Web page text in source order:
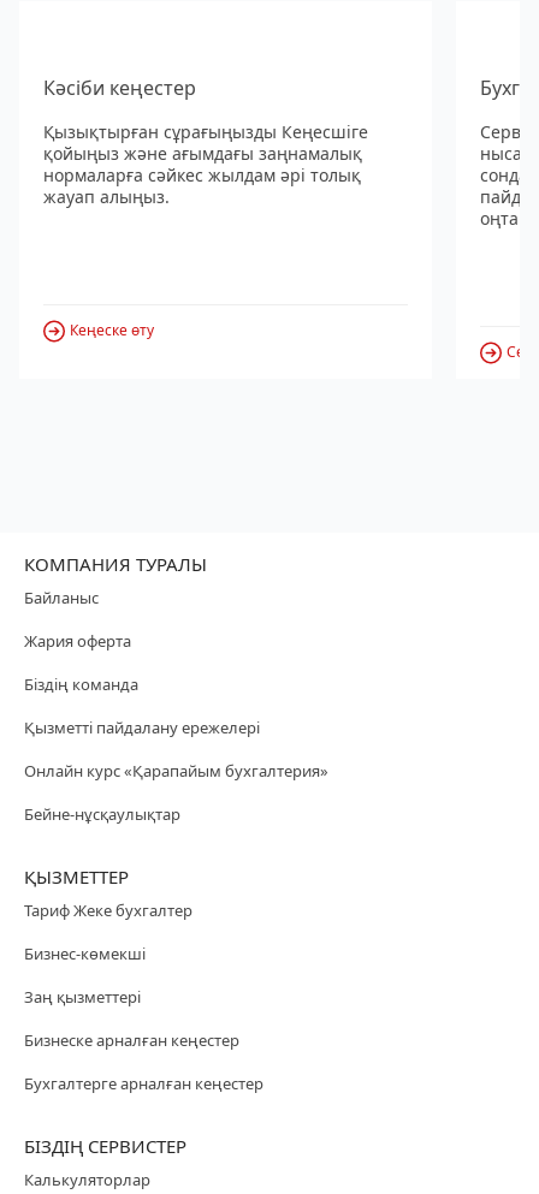
Кәсіби кеңестер
Қызықтырған сұрағыңызды Кеңесшіге
қойыңыз және ағымдағы заңнамалық
нормаларға сәйкес жылдам әрі толық
жауап алыңыз.
Кеңеске өту
КОМПАНИЯ ТУРАЛЫ
Байланыс
Жария оферта
Біздің команда
Қызметті пайдалану ережелері
Онлайн курс «Қарапайым бухгалтерия»
Бейне-нұсқаулықтар
ҚЫЗМЕТТЕР
Тариф Жеке бухгалтер
Бизнес-көмекші
Заң қызметтері
Бизнеске арналған кеңестер
Бухгалтерге арналған кеңестер
БІЗДІҢ СЕРВИСТЕР
Калькуляторлар